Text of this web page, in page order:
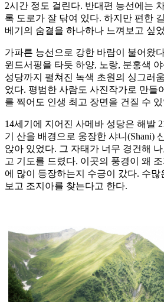
2시간 정도 걸린다. 반대편 능선에는
록 도로가 잘 닦여 있다. 하지만 편한
베기의 숨결을 하나하나 느껴보고 싶
가파른 능선으로 강한 바람이 불어왔
윈드서핑을 타듯 하양, 노랑, 분홍색
성당까지 펼쳐진 녹색 초원의 싱그러
었다. 평범한 사람도 사진작가로 만들
를 찍어도 인생 최고 장면을 건질 수
14세기에 지어진 사메바 성당은 해발
기 산을 배경으로 웅장한 샤니(Shani)
앉아 있었다. 그 자태가 너무 경건해
고 기도를 드렸다. 이곳의 풍경이 왜
에 많이 등장하는지 수긍이 갔다. 수
보고 조지아를 찾는다고 한다.